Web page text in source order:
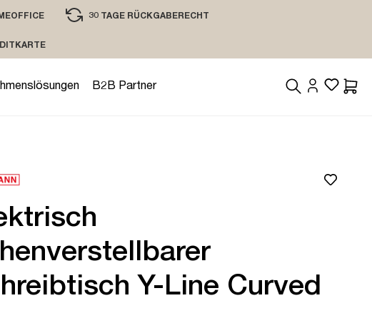
30 TAGE RÜCKGABERECHT
B2B Partner
Y-Line Curved